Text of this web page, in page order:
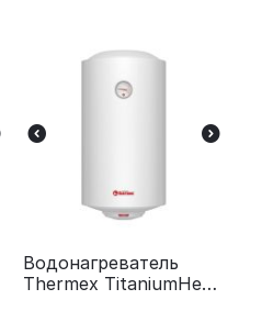
Водонагреватель
Thermex TitaniumHeat